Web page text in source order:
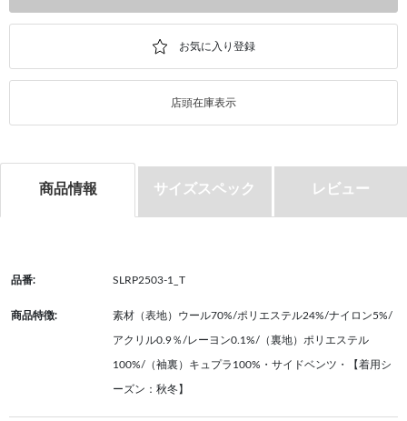
店頭在庫表示
商品情報 サイズスペック レビュー
品番: SLRP2503-1_T
商品特徴: 素材（表地）ウール70%/ポリエステル24%/ナイロン5%/
アクリル0.9％/レーヨン0.1%/（裏地）ポリエステル
100%/（袖裏）キュプラ100%・サイドベンツ・【着用シ
ーズン：秋冬】